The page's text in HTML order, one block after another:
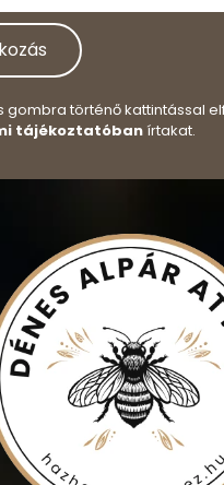
gombra történő kattintással
tájékoztatóban írtakat.